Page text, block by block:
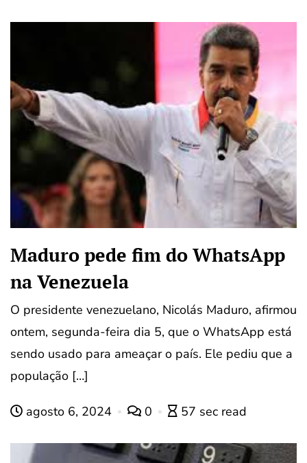
Maduro pede fim do WhatsApp
na Venezuela
O presidente venezuelano, Nicolás Maduro, afirmou
ontem, segunda-feira dia 5, que o WhatsApp está
sendo usado para ameaçar o país. Ele pediu que a
população […]
agosto 6, 2024 0 57 sec read